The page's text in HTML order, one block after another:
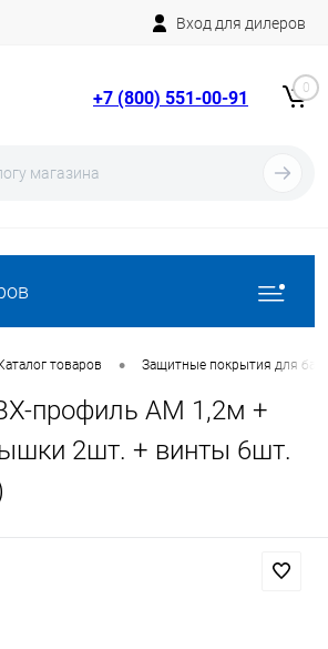
Вход для дилеров
+7 (800) 551-00-91 0
товаров • Защитные покрытия для
профиль AM 1,2м +
2шт. + винты 6шт.